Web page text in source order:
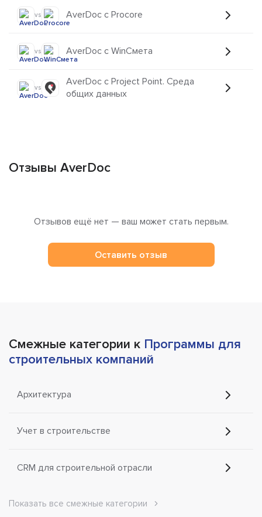
vs AverDoc с Procore
vs AverDoc с WinСмета
vs
AverDoc с Project Point. Среда
общих данных
Отзывы AverDoc
Отзывов ещё нет — ваш может стать первым.
Оставить отзыв
Смежные категории к Программы для
строительных компаний
Архитектура
Учет в строительстве
CRM для строительной отрасли
Показать все смежные категории